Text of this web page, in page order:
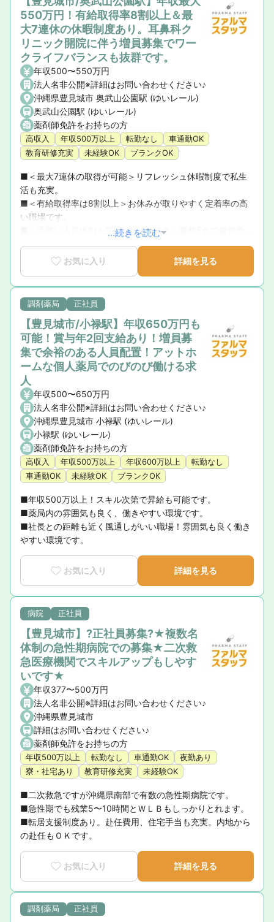
550万円！有給取得率8割以上＆最
大7連休の休暇制度あり。耳鼻科ク
リニック開院に伴う増員募集でワー
クライフバランスも抜群です。
年収500〜550万円
法人名非公開※詳細はお問い合わせください♪
沖縄県豊見城市 奥武山公園駅 (ゆいレール)
奥武山公園駅 (ゆいレール)
薬剤師免許をお持ちの方
高収入 年収500万以上 転勤なし
車通勤OK
教育研修充実
未経験OK ブランクOK
■＜最大7連休の取得が可能＞リフレッシュ休暇制度で私生
活も充実。
■＜有給取得率は8割以上＞お休みが取りやすく定着率の高
い職場です。
■＜手厚い人員体制を完備＞薬剤師6名・事務5名で業務負担
を軽減。
...続きを読む
お気に入り 詳細を見る
調剤薬局 正社員
【豊見城市/小禄駅】年収650万円も
可能！賞与年2回支給あり！増員募
集で余裕のある人員配置！アットホ
ームな個人薬局でのびのび働ける求
人
年収500〜650万円
法人名非公開※詳細はお問い合わせください♪
沖縄県豊見城市 小禄駅 (ゆいレール)
小禄駅 (ゆいレール)
薬剤師免許をお持ちの方
高収入 年収500万以上 年収600万以上
転勤なし
車通勤OK
未経験OK ブランクOK
■年収500万以上！スキル次第で昇給も可能です。
■薬局内の雰囲気も良く、働きやすい環境です。
■社長との距離も近く風通しがいい職場！雰囲気も良く働き
やすい環境です。
お気に入り 詳細を見る
病院 正社員
【豊見城市】?正社員募集?★複数名
体制の急性期病院での募集★二次救
急医療機関でスキルアップもしやす
いです★
年収377〜500万円
法人名非公開※詳細はお問い合わせください♪
沖縄県豊見城市
詳細はお問い合わせください♪
薬剤師免許をお持ちの方
年収500万以上 転勤なし 車通勤OK
夜勤あり
寮・社宅あり
教育研修充実 未経験OK
■二次救急ですが沖縄県南部で有数の急性期病院です。
■急性期でも残業5〜10時間とＷＬＢもしっかりとれます。
■転居支援制度あり。赴任費用、住宅手当も充実。内地から
の赴任もＯＫです。
お気に入り 詳細を見る
調剤薬局 正社員